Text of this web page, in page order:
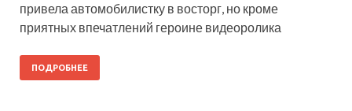
привела автомобилистку в восторг, но кроме
приятных впечатлений героине видеоролика
ПОДРОБНЕЕ